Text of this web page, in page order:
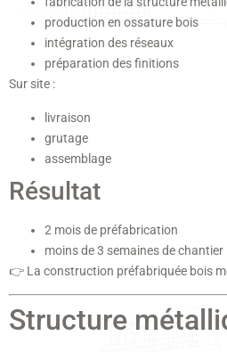
production en ossature bois
intégration des réseaux
préparation des finitions
Sur site :
livraison
grutage
assemblage
Résultat
2 mois de préfabrication
moins de 3 semaines de chantier
👉 La construction préfabriquée bois
Structure